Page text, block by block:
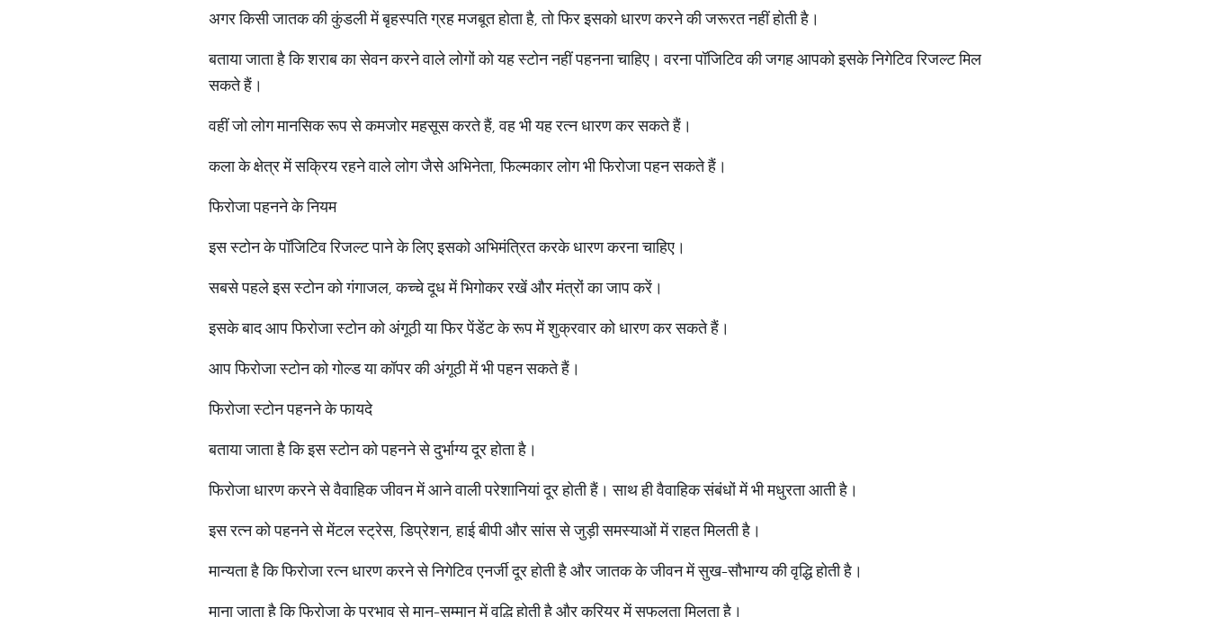
अगर किसी जातक की कुंडली में बृहस्पति ग्रह मजबूत होता है, तो फिर इसको धारण करने की जरूरत नहीं होती है।
बताया जाता है कि शराब का सेवन करने वाले लोगों को यह स्टोन नहीं पहनना चाहिए। वरना पॉजिटिव की जगह आपको इसके निगेटिव रिजल्ट मिल
सकते हैं।
वहीं जो लोग मानसिक रूप से कमजोर महसूस करते हैं, वह भी यह रत्न धारण कर सकते हैं।
कला के क्षेत्र में सक्रिय रहने वाले लोग जैसे अभिनेता, फिल्मकार लोग भी फिरोजा पहन सकते हैं।
फिरोजा पहनने के नियम
इस स्टोन के पॉजिटिव रिजल्ट पाने के लिए इसको अभिमंत्रित करके धारण करना चाहिए।
सबसे पहले इस स्टोन को गंगाजल, कच्चे दूध में भिगोकर रखें और मंत्रों का जाप करें।
इसके बाद आप फिरोजा स्टोन को अंगूठी या फिर पेंडेंट के रूप में शुक्रवार को धारण कर सकते हैं।
आप फिरोजा स्टोन को गोल्ड या कॉपर की अंगूठी में भी पहन सकते हैं।
फिरोजा स्टोन पहनने के फायदे
बताया जाता है कि इस स्टोन को पहनने से दुर्भाग्य दूर होता है।
फिरोजा धारण करने से वैवाहिक जीवन में आने वाली परेशानियां दूर होती हैं। साथ ही वैवाहिक संबंधों में भी मधुरता आती है।
इस रत्न को पहनने से मेंटल स्ट्रेस, डिप्रेशन, हाई बीपी और सांस से जुड़ी समस्याओं में राहत मिलती है।
मान्यता है कि फिरोजा रत्न धारण करने से निगेटिव एनर्जी दूर होती है और जातक के जीवन में सुख-सौभाग्य की वृद्धि होती है।
माना जाता है कि फिरोजा के प्रभाव से मान-सम्मान में वृद्धि होती है और करियर में सफलता मिलता है।